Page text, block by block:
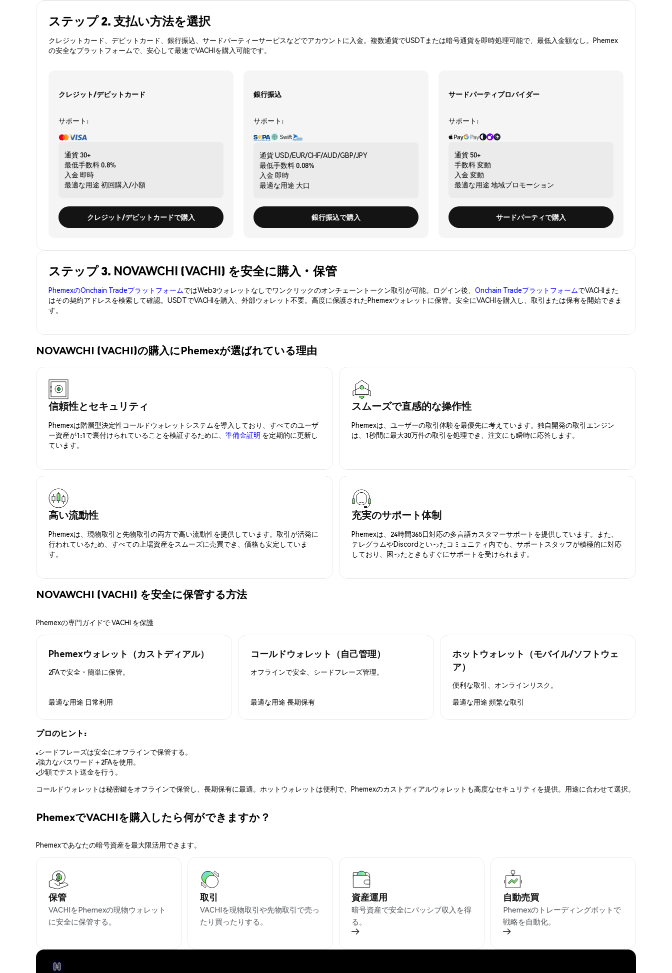
ステップ 2. 支払い方法を選択
クレジットカード、デビットカード、銀行振込、サードパーティーサービスなどでアカウントに入金。複数通貨でUSDTまたは暗号通貨を即時処理可能で、最低入金額なし。Phemex
の安全なプラットフォームで、安心して最速でVACHIを購入可能です。
クレジット/デビットカード
サポート:
通貨30+
最低手数料0.8%
入金 即時
最適な用途 初回購入/小額
クレジット/デビットカードで購入
銀行振込
サポート:
通貨USD/EUR/CHF/AUD/GBP/JPY
最低手数料0.08%
入金 即時
最適な用途 大口
銀行振込で購入
サードパーティプロバイダー
サポート:
通貨 50+
手数料変動
入金 変動
最適な用途 地域プロモーション
サードパーティで購入
ステップ 3. NOVAWCHI (VACHI) を安全に購入・保管
PhemexのOnchain TradeプラットフォームではWeb3ウォレットなしでワンクリックのオンチェーントークン取引が可能。ログイン後、 Onchain TradeプラットフォームでVACHIまた
はその契約アドレスを検索して確認。USDTでVACHIを購入、外部ウォレット不要。高度に保護されたPhemexウォレットに保管。安全にVACHIを購入し、取引または保有を開始できま
す。
NOVAWCHI (VACHI)の購入にPhemexが選ばれている理由
信頼性とセキュリティ
Phemexは階層型決定性コールドウォレットシステムを導入しており、すべてのユーザ
ー資産が1:1で裏付けられていることを検証するために、 準備金証明 を定期的に更新し
ています。
スムーズで直感的な操作性
Phemexは、ユーザーの取引体験を最優先に考えています。独自開発の取引エンジン
は、1秒間に最大30万件の取引を処理でき、注文にも瞬時に応答します。
高い流動性
Phemexは、現物取引と先物取引の両方で高い流動性を提供しています。取引が活発に
行われているため、すべての上場資産をスムーズに売買でき、価格も安定していま
す。
充実のサポート体制
Phemexは、24時間365日対応の多言語カスタマーサポートを提供しています。また、
テレグラムやDiscordといったコミュニティ内でも、サポートスタッフが積極的に対応
しており、困ったときもすぐにサポートを受けられます。
NOVAWCHI (VACHI) を安全に保管する方法
Phemexの専門ガイドで VACHI を保護
Phemexウォレット（カストディアル）
2FAで安全・簡単に保管。
最適な用途 日常利用
コールドウォレット（自己管理）
オフラインで安全、シードフレーズ管理。
最適な用途 長期保有
ホットウォレット（モバイル/ソフトウェ
ア）
便利な取引、オンラインリスク。
最適な用途 頻繁な取引
プロのヒント:
シードフレーズは安全にオフラインで保管する。
強力なパスワード＋2FAを使用。
少額でテスト送金を行う。
コールドウォレットは秘密鍵をオフラインで保管し、長期保有に最適。ホットウォレットは便利で、Phemexのカストディアルウォレットも高度なセキュリティを提供。用途に合わせて選択。
PhemexでVACHIを購入したら何ができますか？
Phemexであなたの暗号資産を最大限活用できます。
保管
VACHIをPhemexの現物ウォレット
に安全に保管する。
取引
VACHIを現物取引や先物取引で売っ
たり買ったりする。
資産運用
暗号資産で安全にパッシブ収入を得
る。
自動売買
Phemexのトレーディングボットで
戦略を自動化。